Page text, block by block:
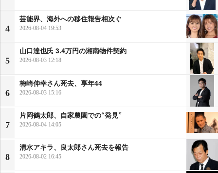
4
芸能界、海外への移住報告相次ぐ
2026-08-04 19:53
5
山口達也氏 3.4万円の湘南物件契約
2026-08-03 12:18
6
梅崎伸幸さん死去、享年44
2026-08-03 15:16
7
片岡鶴太郎、自家農園での“発見”
2026-08-04 14:05
8
清水アキラ、良太郎さん死去を報告
2026-08-02 16:45